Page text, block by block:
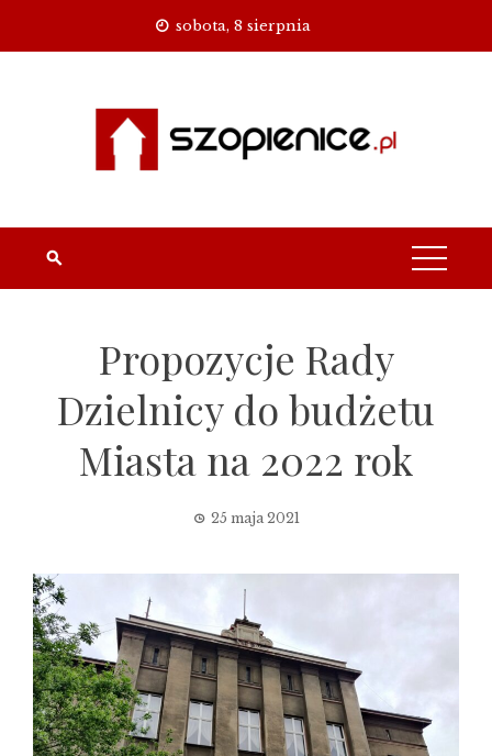
sobota, 8 sierpnia
Propozycje Rady
Dzielnicy do budżetu
Miasta na 2022 rok
25 maja 2021